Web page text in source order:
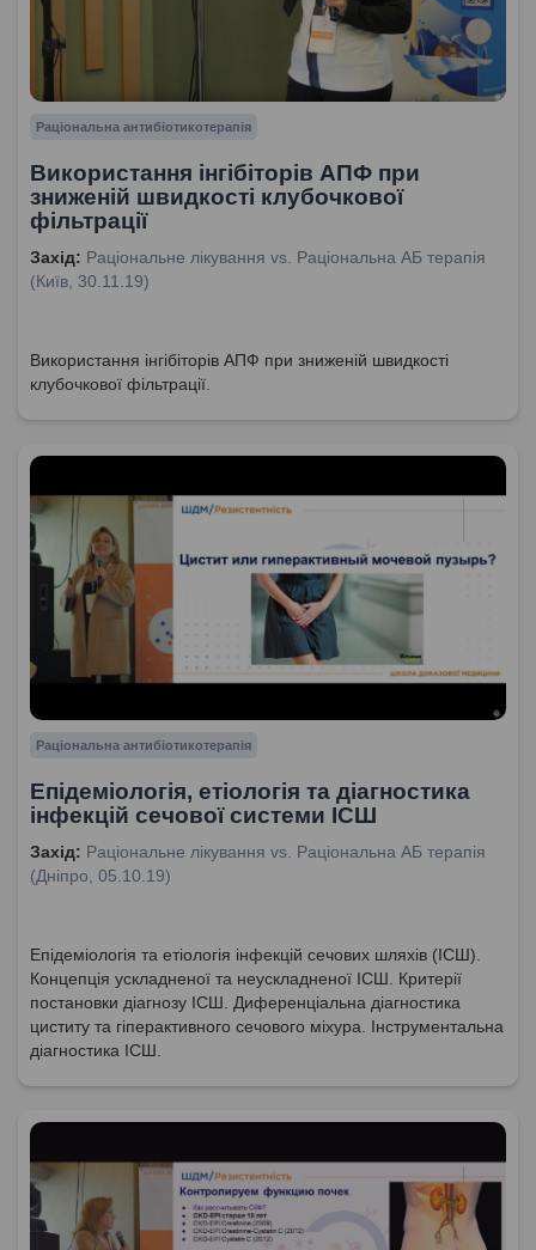
Раціональна антибіотикотерапія
Використання інгібіторів АПФ при
зниженій швидкості клубочкової
фільтрації
Захід: Раціональне лікування vs. Раціональна АБ терапія
(Київ, 30.11.19)
Використання інгібіторів АПФ при зниженій швидкості
клубочкової фільтрації.
Раціональна антибіотикотерапія
Епідеміологія, етіологія та діагностика
інфекцій сечової системи ІСШ
Захід: Раціональне лікування vs. Раціональна АБ терапія
(Дніпро, 05.10.19)
Епідеміологія та етіологія інфекцій сечових шляхів (ІСШ).
Концепція ускладненої та неускладненої ІСШ. Критерії
постановки діагнозу ІСШ. Диференціальна діагностика
циститу та гіперактивного сечового міхура. Інструментальна
діагностика ІСШ.